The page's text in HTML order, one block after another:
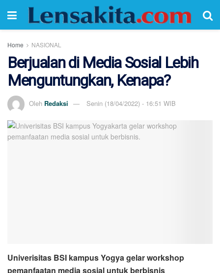
Home NASIONAL
Berjualan di Media Sosial Lebih
Menguntungkan, Kenapa?
Oleh Redaksi Senin (18/04/2022) - 16:51 WIB
Univerisitas BSI kampus Yogya gelar workshop
pemanfaatan media sosial untuk berbisnis